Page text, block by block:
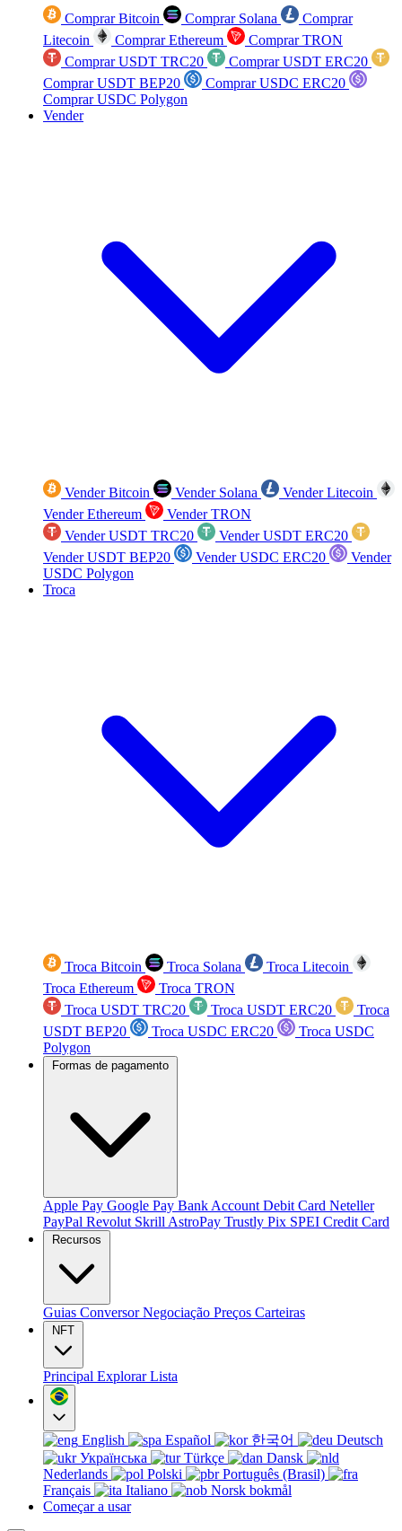
Comprar Bitcoin Comprar Solana
Comprar
Litecoin
Comprar Ethereum
Comprar TRON
Comprar USDT TRC20
Comprar USDT ERC20
Comprar USDT BEP20
Comprar USDC ERC20
Comprar USDC Polygon
Vender
Vender Bitcoin Vender Solana
Vender Litecoin
Vender Ethereum
Vender TRON
Vender USDT TRC20
Vender USDT ERC20
Vender USDT BEP20
Vender USDC ERC20
Vender
USDC Polygon
Troca
Troca Bitcoin Troca Solana
Troca Litecoin
Troca Ethereum
Troca TRON
Troca USDT TRC20
Troca USDT ERC20
Troca
USDT BEP20
Troca USDC ERC20
Troca USDC
Polygon
Formas de pagamento
Apple Pay Google Pay Bank Account Debit Card Neteller
PayPal Revolut Skrill AstroPay Trustly Pix SPEI Credit Card
Recursos
Guias ConversorNegociação Preços Carteiras
NFT
Principal ExplorarLista
English Español 한국어
Deutsch
Українська
Türkçe
Dansk
Nederlands
Polski
Português (Brasil)
Français
Italiano
Norsk bokmål
Começar a usar